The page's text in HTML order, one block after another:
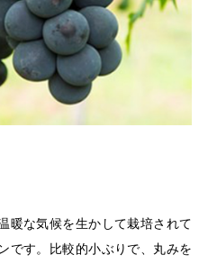
暖な気候を生かして栽培されて
です。比較的小ぶりで、丸みを